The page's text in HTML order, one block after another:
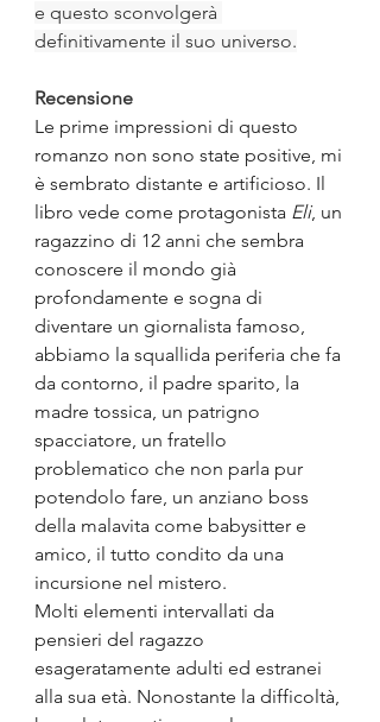
e questo sconvolgerà
definitivamente il suo universo.
Recensione
Le prime impressioni di questo
romanzo non sono state positive, mi
è sembrato distante e artificioso. Il
libro vede come protagonista Eli, un
ragazzino di 12 anni che sembra
conoscere il mondo già
profondamente e sogna di
diventare un giornalista famoso,
abbiamo la squallida periferia che fa
da contorno, il padre sparito, la
madre tossica, un patrigno
spacciatore, un fratello
problematico che non parla pur
potendolo fare, un anziano boss
della malavita come babysitter e
amico, il tutto condito da una
incursione nel mistero.
Molti elementi intervallati da
pensieri del ragazzo
esageratamente adulti ed estranei
alla sua età. Nonostante la difficoltà,